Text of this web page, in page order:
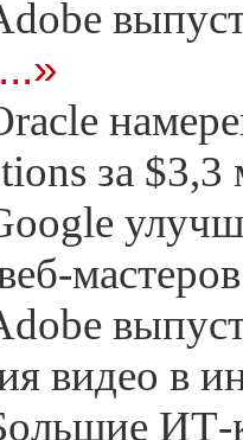
...»
за
мастеров
видео в
ИТ-